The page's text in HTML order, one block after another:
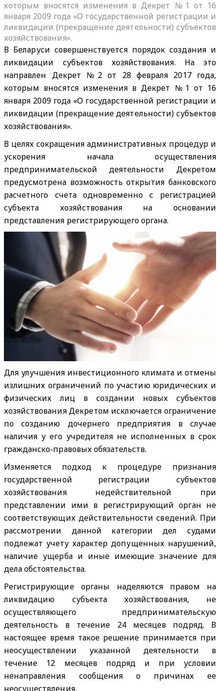
которым вносятся изменения в Декрет №1 от 16
января 2009 года «О государственной регистрации и
ликвидации (прекращение деятельности) субъектов
хозяйствования».
В Беларуси совершенствуется порядок создания и
ликвидации субъектов хозяйствования. На это
направлен Декрет №2 от 28 февраля 2017 года,
которым вносятся изменения в Декрет №1 от 16
января 2009 года «О государственной регистрации и
ликвидации (прекращение деятельности) субъектов
хозяйствования».
В целях сокращения административных процедур и
ускорения начала осуществления
предпринимательской деятельности Декретом
предусмотрена возможность открытия банковского
расчетного счета одновременно с регистрацией
субъекта хозяйствования на основании
представления регистрирующего органа.
Для улучшения инвестиционного климата и отмены
излишних ограничений по участию юридических и
физических лиц в создании новых субъектов
хозяйствования Декретом исключается ограничение
по созданию дочернего предприятия в случае
наличия у его учредителя не исполненных в срок
гражданско-правовых обязательств.
Изменяется подход к процедуре признания
государственной регистрации субъектов
хозяйствования недействительной при
представлении ими в регистрирующий орган не
соответствующих действительности сведений. При
рассмотрении данной категории дел судами
подлежат учету характер допущенных нарушений,
наличие ущерба и иные имеющие значение для
дела обстоятельства.
Регистрирующие органы наделяются правом на
ликвидацию субъекта хозяйствования, не
осуществляющего предпринимательскую
деятельность в течение 24 месяцев подряд. В
настоящее время такое решение принимается при
неосуществлении указанной деятельности в
течение 12 месяцев подряд и при условии
ненаправления сообщения о причинах ее
неосуществления.